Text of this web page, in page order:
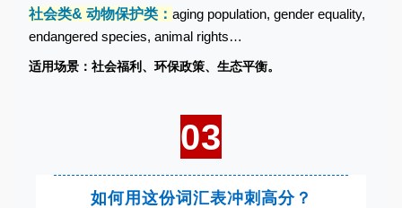
社会类& 动物保护类： aging population, gender equality,
endangered species, animal rights…
适用场景：社会福利、环保政策、生态平衡。
03
如何用这份词汇表冲刺高分？